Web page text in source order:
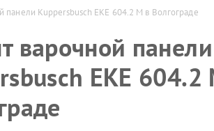
панели Kuppersbusch EKE 604.2 M в Волгограде
варочной панели
EKE 604.2